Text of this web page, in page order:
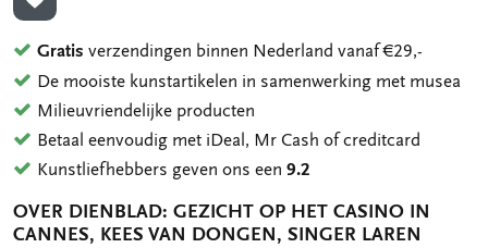
TOEVOEGEN AAN VERLANGLIJST
Gratis verzendingen binnen Nederland vanaf €29,-
De mooiste kunstartikelen in samenwerking met musea
Milieuvriendelijke producten
Betaal eenvoudig met iDeal, Mr Cash of creditcard
Kunstliefhebbers geven ons een9.2
OVER DIENBLAD: GEZICHT OP HET CASINO IN
CANNES, KEES VAN DONGEN, SINGER LAREN